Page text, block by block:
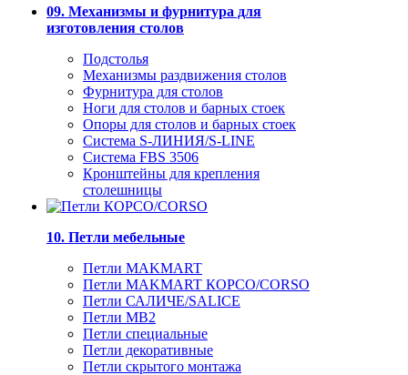
09. Механизмы и фурнитура для
изготовления столов
Подстолья
Механизмы раздвижения столов
Фурнитура для столов
Ноги для столов и барных стоек
Опоры для столов и барных стоек
Система S-ЛИНИЯ/S-LINE
Система FBS 3506
Кронштейны для крепления
столешницы
10. Петли мебельные
Петли MAKMART
Петли MAKMART КОРСО/CORSO
Петли САЛИЧЕ/SALICE
Петли MB2
Петли специальные
Петли декоративные
Петли скрытого монтажа